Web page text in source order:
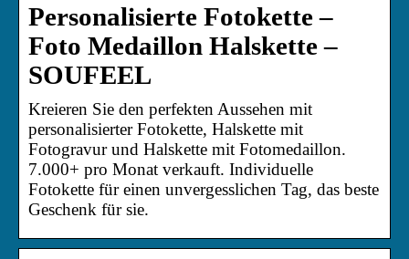
Personalisierte Fotokette –
Foto Medaillon Halskette –
SOUFEEL
Kreieren Sie den perfekten Aussehen mit
personalisierter Fotokette, Halskette mit
Fotogravur und Halskette mit Fotomedaillon.
7.000+ pro Monat verkauft. Individuelle
Fotokette für einen unvergesslichen Tag, das beste
Geschenk für sie.